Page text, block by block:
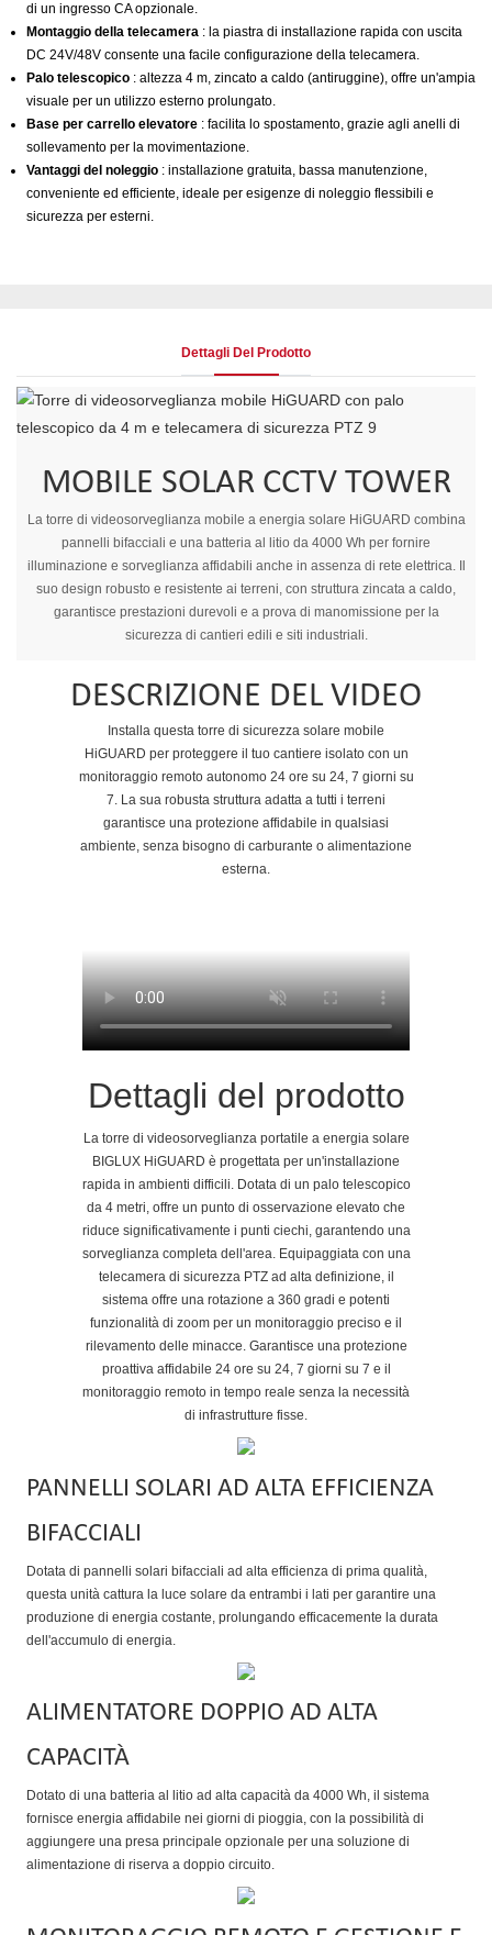
di un ingresso CA opzionale.
Montaggio della telecamera : la piastra di installazione rapida con uscita
DC 24V/48V consente una facile configurazione della telecamera.
Palo telescopico : altezza 4 m, zincato a caldo (antiruggine), offre un'ampia
visuale per un utilizzo esterno prolungato.
Base per carrello elevatore : facilita lo spostamento, grazie agli anelli di
sollevamento per la movimentazione.
Vantaggi del noleggio : installazione gratuita, bassa manutenzione,
conveniente ed efficiente, ideale per esigenze di noleggio flessibili e
sicurezza per esterni.
Dettagli Del Prodotto
MOBILE SOLAR CCTV TOWER
La torre di videosorveglianza mobile a energia solare HiGUARD combina
pannelli bifacciali e una batteria al litio da 4000 Wh per fornire
illuminazione e sorveglianza affidabili anche in assenza di rete elettrica. Il
suo design robusto e resistente ai terreni, con struttura zincata a caldo,
garantisce prestazioni durevoli e a prova di manomissione per la
sicurezza di cantieri edili e siti industriali.
DESCRIZIONE DEL VIDEO
Installa questa torre di sicurezza solare mobile
HiGUARD per proteggere il tuo cantiere isolato con un
monitoraggio remoto autonomo 24 ore su 24, 7 giorni su
7. La sua robusta struttura adatta a tutti i terreni
garantisce una protezione affidabile in qualsiasi
ambiente, senza bisogno di carburante o alimentazione
esterna.
Dettagli del prodotto
La torre di videosorveglianza portatile a energia solare
BIGLUX HiGUARD è progettata per un'installazione
rapida in ambienti difficili. Dotata di un palo telescopico
da 4 metri, offre un punto di osservazione elevato che
riduce significativamente i punti ciechi, garantendo una
sorveglianza completa dell'area. Equipaggiata con una
telecamera di sicurezza PTZ ad alta definizione, il
sistema offre una rotazione a 360 gradi e potenti
funzionalità di zoom per un monitoraggio preciso e il
rilevamento delle minacce. Garantisce una protezione
proattiva affidabile 24 ore su 24, 7 giorni su 7 e il
monitoraggio remoto in tempo reale senza la necessità
di infrastrutture fisse.
PANNELLI SOLARI AD ALTA EFFICIENZA
BIFACCIALI
Dotata di pannelli solari bifacciali ad alta efficienza di prima qualità,
questa unità cattura la luce solare da entrambi i lati per garantire una
produzione di energia costante, prolungando efficacemente la durata
dell'accumulo di energia.
ALIMENTATORE DOPPIO AD ALTA
CAPACITÀ
Dotato di una batteria al litio ad alta capacità da 4000 Wh, il sistema
fornisce energia affidabile nei giorni di pioggia, con la possibilità di
aggiungere una presa principale opzionale per una soluzione di
alimentazione di riserva a doppio circuito.